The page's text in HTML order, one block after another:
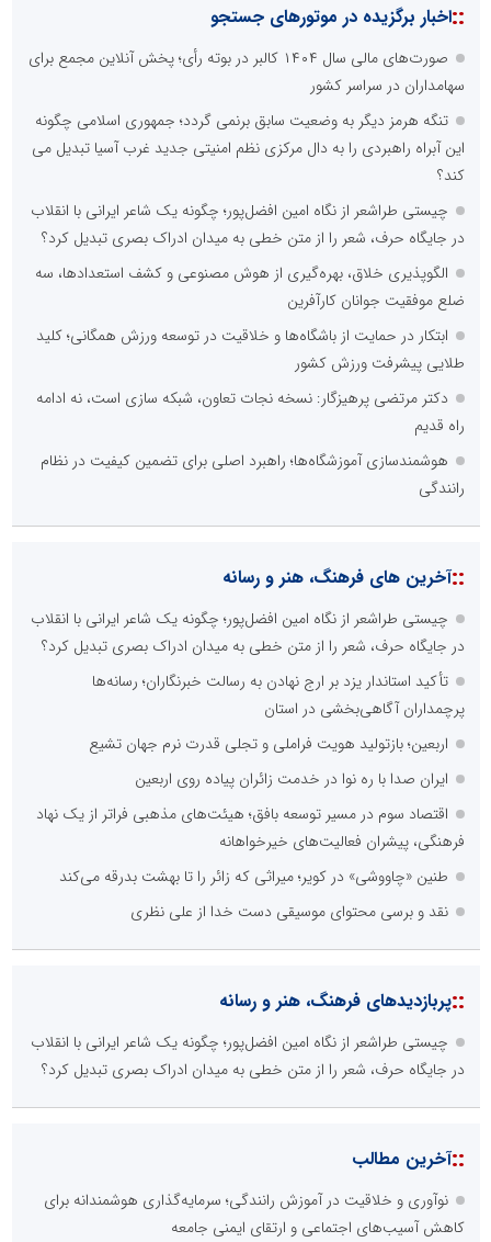
::اخبار برگزیده در موتورهای جستجو
صورت‌های مالی سال ۱۴۰۴ کالبر در بوته رأی؛ پخش آنلاین مجمع برای
سهامداران در سراسر کشور
تنگه هرمز دیگر به وضعیت سابق برنمی گردد؛ جمهوری اسلامی چگونه
این آبراه راهبردی را به دال مرکزی نظم امنیتی جدید غرب آسیا تبدیل می
کند؟
چیستی طراشعر از نگاه امین افضل‌پور؛ چگونه یک شاعر ایرانی با انقلاب
در جایگاه حرف، شعر را از متن خطی به میدان ادراک بصری تبدیل کرد؟
الگوپذیری خلاق، بهره‌گیری از هوش مصنوعی و کشف استعدادها، سه
ضلع موفقیت جوانان کارآفرین
ابتکار در حمایت از باشگاه‌ها و خلاقیت در توسعه ورزش همگانی؛ کلید
طلایی پیشرفت ورزش کشور
دکتر مرتضی پرهیزگار: نسخه نجات تعاون، شبکه سازی است، نه ادامه
راه قدیم
هوشمندسازی آموزشگاه‌ها؛ راهبرد اصلی برای تضمین کیفیت در نظام
رانندگی
::آخرین های فرهنگ، هنر و رسانه
چیستی طراشعر از نگاه امین افضل‌پور؛ چگونه یک شاعر ایرانی با انقلاب
در جایگاه حرف، شعر را از متن خطی به میدان ادراک بصری تبدیل کرد؟
تأکید استاندار یزد بر ارج نهادن به رسالت خبرنگاران؛ رسانه‌ها
پرچمداران آگاهی‌بخشی در استان
اربعین؛ بازتولید هویت فراملی و تجلی قدرت نرم جهان تشیع
ایران صدا با ره نوا در خدمت زائران پیاده روی اربعین
اقتصاد سوم در مسیر توسعه بافق؛ هیئت‌های مذهبی فراتر از یک نهاد
فرهنگی، پیشران فعالیت‌های خیرخواهانه
طنین «چاووشی» در کویر؛ میراثی که زائر را تا بهشت بدرقه می‌کند
نقد و برسی محتوای موسیقی دست خدا از علی نظری
::پربازدیدهای فرهنگ، هنر و رسانه
چیستی طراشعر از نگاه امین افضل‌پور؛ چگونه یک شاعر ایرانی با انقلاب
در جایگاه حرف، شعر را از متن خطی به میدان ادراک بصری تبدیل کرد؟
::آخرین مطالب
نوآوری و خلاقیت در آموزش رانندگی؛ سرمایه‌گذاری هوشمندانه برای
کاهش آسیب‌های اجتماعی و ارتقای ایمنی جامعه